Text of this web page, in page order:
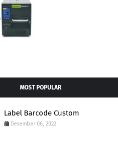
MOST POPULAR
Label Barcode Custom
Desember 06, 2022